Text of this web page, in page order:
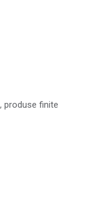
produse finite